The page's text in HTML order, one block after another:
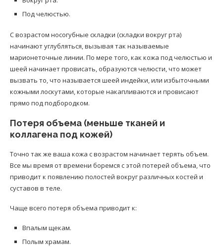
Под челюстью.
С возрастом носогубные складки (складки вокруг рта)
начинают углубляться, вызывая так называемые
марионеточные линии. По мере того, как кожа под челюстью и
шеей начинает провисать, образуются челюсти, что может
вызвать то, что называется шеей индейки, или избыточными
кожными лоскутами, которые накапливаются и провисают
прямо под подбородком.
Потеря объема (меньше тканей и
коллагена под кожей)
Точно так же ваша кожа с возрастом начинает терять объем.
Все мы время от времени боремся с этой потерей объема, что
приводит к появлению полостей вокруг различных костей и
суставов в теле.
Чаще всего потеря объема приводит к:
Впалым щекам.
Полым храмам.